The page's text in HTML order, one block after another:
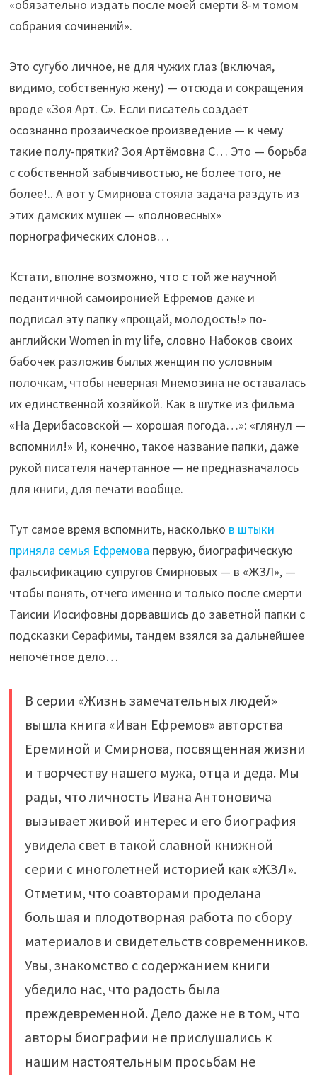
«обязательно издать после моей смерти 8-м томом
собрания сочинений».
Это сугубо личное, не для чужих глаз (включая,
видимо, собственную жену) — отсюда и сокращения
вроде «Зоя Арт. С». Если писатель создаёт
осознанно прозаическое произведение — к чему
такие полу-прятки? Зоя Артёмовна С… Это — борьба
с собственной забывчивостью, не более того, не
более!.. А вот у Смирнова стояла задача раздуть из
этих дамских мушек — «полновесных»
порнографических слонов…
Кстати, вполне возможно, что с той же научной
педантичной самоиронией Ефремов даже и
подписал эту папку «прощай, молодость!» по-
английски Women in my life, словно Набоков своих
бабочек разложив былых женщин по условным
полочкам, чтобы неверная Мнемозина не оставалась
их единственной хозяйкой. Как в шутке из фильма
«На Дерибасовской — хорошая погода…»: «глянул —
вспомнил!» И, конечно, такое название папки, даже
рукой писателя начертанное — не предназначалось
для книги, для печати вообще.
Тут самое время вспомнить, насколько в штыки
приняла семья Ефремова первую, биографическую
фальсификацию супругов Смирновых — в «ЖЗЛ», —
чтобы понять, отчего именно и только после смерти
Таисии Иосифовны дорвавшись до заветной папки с
подсказки Серафимы, тандем взялся за дальнейшее
непочётное дело…
В серии «Жизнь замечательных людей»
вышла книга «Иван Ефремов» авторства
Ереминой и Смирнова, посвященная жизни
и творчеству нашего мужа, отца и деда. Мы
рады, что личность Ивана Антоновича
вызывает живой интерес и его биография
увидела свет в такой славной книжной
серии с многолетней историей как «ЖЗЛ».
Отметим, что соавторами проделана
большая и плодотворная работа по сбору
материалов и свидетельств современников.
Увы, знакомство с содержанием книги
убедило нас, что радость была
преждевременной. Дело даже не в том, что
авторы биографии не прислушались к
нашим настоятельным просьбам не